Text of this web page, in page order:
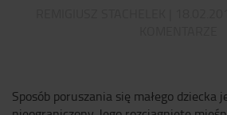
Sposób poruszania się małego dziecka